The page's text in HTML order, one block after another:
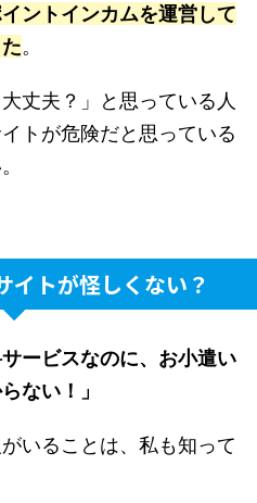
ントインカムを運営して
。
丈夫？」と思っている人
トが危険だと思っている
イトが怪しくない？
ービスなのに、お小遣い
ない！」
いることは、私も知って